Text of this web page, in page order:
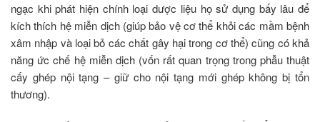
ngạc khi phát hiện chính loại dược liệu họ sử dụng bấy lâu để
kích thích hệ miễn dịch (giúp bảo vệ cơ thể khỏi các mầm bệnh
xâm nhập và loại bỏ các chất gây hại trong cơ thể) cũng có khả
năng ức chế hệ miễn dịch (vốn rất quan trọng trong phẫu thuật
cấy ghép nội tạng – giữ cho nội tạng mới ghép không bị tổn
thương).